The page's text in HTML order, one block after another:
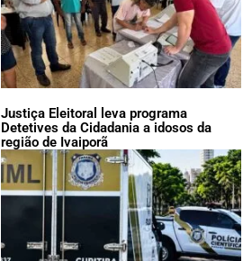
Justiça Eleitoral leva programa
Detetives da Cidadania a idosos da
região de Ivaiporã